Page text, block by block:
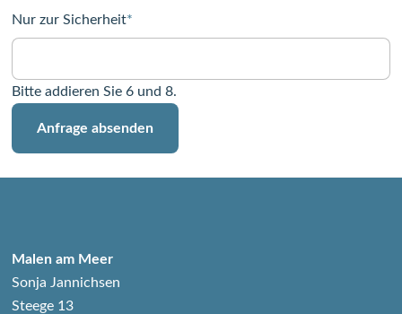
Pflichtfeld
Nur zur Sicherheit*
Bitte addieren Sie 6 und 8.
Anfrage absenden
Malen am Meer
Sonja Jannichsen
Steege 13